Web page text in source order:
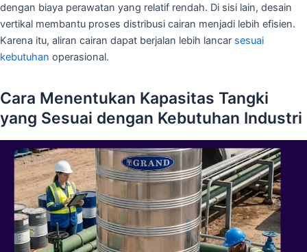
dengan biaya perawatan yang relatif rendah. Di sisi lain, desain
vertikal membantu proses distribusi cairan menjadi lebih efisien.
Karena itu, aliran cairan dapat berjalan lebih lancar sesuai
kebutuhan operasional.
Cara Menentukan Kapasitas Tangki
yang Sesuai dengan Kebutuhan Industri